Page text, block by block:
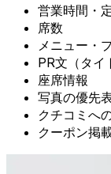
営業時間・
席数
メニュー・
PR文（タイ
座席情報
写真の優先
クチコミへ
クーポン掲